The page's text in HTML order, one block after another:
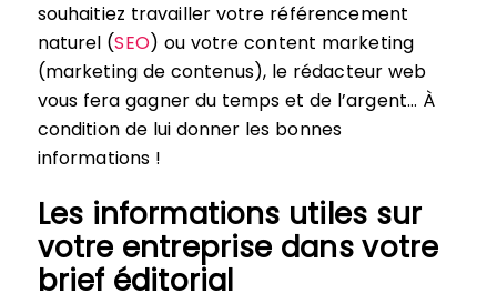
souhaitiez travailler votre référencement
naturel (SEO) ou votre content marketing
(marketing de contenus), le rédacteur web
vous fera gagner du temps et de l’argent… À
condition de lui donner les bonnes
informations !
Les informations utiles sur
votre entreprise dans votre
brief éditorial